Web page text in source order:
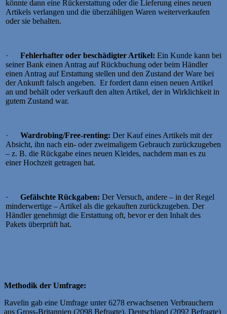
könnte dann eine Rückerstattung oder die Lieferung eines neuen
Artikels verlangen und die überzähligen Waren weiterverkaufen
oder sie behalten.
· Fehlerhafter oder beschädigter Artikel: Ein Kunde kann bei
seiner Bank einen Antrag auf Rückbuchung oder beim Händler
einen Antrag auf Erstattung stellen und den Zustand der Ware bei
der Ankunft falsch angeben. Er fordert dann einen neuen Artikel
an und behält oder verkauft den alten Artikel, der in Wirklichkeit in
gutem Zustand war.
· Wardrobing/Free-renting: Der Kauf eines Artikels mit der
Absicht, ihn nach ein- oder zweimaligem Gebrauch zurückzugeben
– z. B. die Rückgabe eines neuen Kleides, nachdem man es zu
einer Hochzeit getragen hat.
· Gefälschte Rückgaben: Der Versuch, andere – in der Regel
minderwertige – Artikel als die gekauften zurückzugeben. Der
Händler genehmigt die Erstattung oft, bevor er den Inhalt des
Pakets überprüft hat.
Methodik der Umfrage:
Ravelin gab eine Umfrage unter 6278 erwachsenen Verbrauchern
aus Gross-Britannien (2098 Befragte), Deutschland (2092 Befragte)